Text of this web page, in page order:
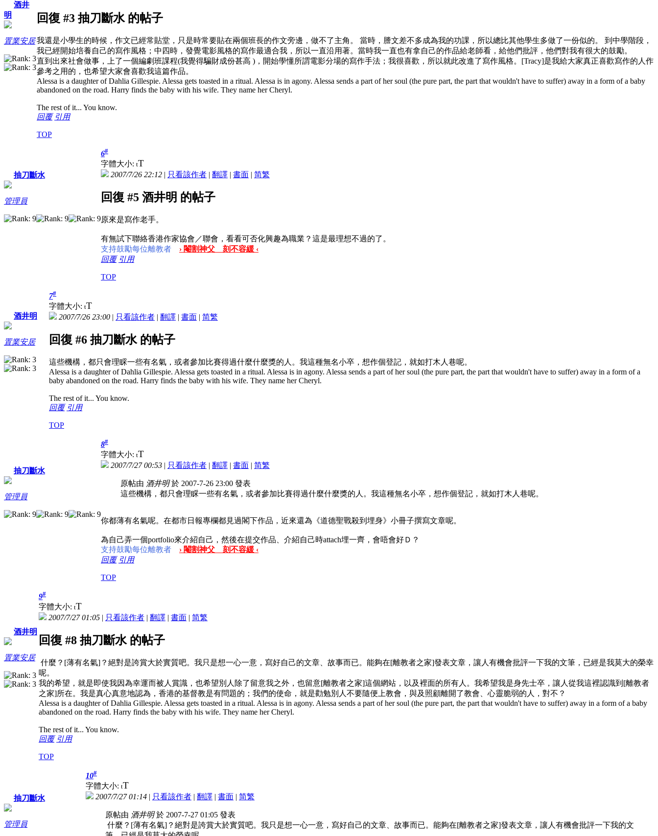
酒井
明
置業安居
回復 #3 抽刀斷水 的帖子
我還是小學生的時候，作文已經常貼堂，只是時常要貼在兩個班長的作文旁邊，做不了主角。 當時，謄文差不多成為我的功課，所以總比其他學生多做了一份似的。
到中學階段，
我已經開始培養自己的寫作風格；中四時，發覺電影風格的寫作最適合我，所以一直沿用著。當時我一直也有拿自己的作品給老師看，給他們批評，他們對我有很大的鼓勵。
直到出來社會做事，上了一個編劇班課程(我覺得騙財成份甚高 )，開始學懂所謂電影分場的寫作手法；我很喜歡，所以就此改進了寫作風格。[Tracy]是我給大家真正喜歡寫作的人作
參考之用的，也希望大家會喜歡我這篇作品。
Alessa is a daughter of Dahlia Gillespie. Alessa gets toasted in a ritual. Alessa is in agony. Alessa sends a part of her soul (the pure part, the part that wouldn't have to suffer) away in a form of a baby
abandoned on the road. Harry finds the baby with his wife. They name her Cheryl.
The rest of it... You know.
回覆 引用
TOP
抽刀斷水
管理員
6#
字體大小: tT
2007/7/26 22:12 | 只看該作者 | 翻譯 | 書面 | 简繁
回復 #5 酒井明 的帖子
原來是寫作老手。
有無試下聯絡香港作家協會／聯會，看看可否化興趣為職業？這是最理想不過的了。
支持鼓勵每位離教者
› 閹割神父 刻不容緩 ‹
回覆 引用
TOP
酒井明
置業安居
7#
字體大小: tT
2007/7/26 23:00 | 只看該作者 | 翻譯 | 書面 | 简繁
回復 #6 抽刀斷水 的帖子
這些機構，都只會理睬一些有名氣，或者參加比賽得過什麼什麼獎的人。我這種無名小卒，想作個登記，就如打木人巷呢。
Alessa is a daughter of Dahlia Gillespie. Alessa gets toasted in a ritual. Alessa is in agony. Alessa sends a part of her soul (the pure part, the part that wouldn't have to suffer) away in a form of a
baby abandoned on the road. Harry finds the baby with his wife. They name her Cheryl.
The rest of it... You know.
回覆 引用
TOP
抽刀斷水
管理員
8#
字體大小: tT
2007/7/27 00:53 | 只看該作者 | 翻譯 | 書面 | 简繁
原帖由 酒井明於 2007-7-26 23:00 發表
這些機構，都只會理睬一些有名氣，或者參加比賽得過什麼什麼獎的人。我這種無名小卒，想作個登記，就如打木人巷呢。
你都薄有名氣呢。在都市日報專欄都見過閣下作品，近來還為《道德聖戰殺到埋身》小冊子撰寫文章呢。
為自己弄一個portfolio來介紹自己，然後在提交作品、介紹自己時attach埋一齊，會唔會好Ｄ？
支持鼓勵每位離教者
› 閹割神父 刻不容緩 ‹
回覆 引用
TOP
酒井明
置業安居
9#
字體大小: tT
2007/7/27 01:05 | 只看該作者 | 翻譯 | 書面 | 简繁
回復 #8 抽刀斷水 的帖子
什麼？[薄有名氣]？絕對是誇賞大於實質吧。我只是想一心一意，寫好自己的文章、故事而已。能夠在[離教者之家]發表文章，讓人有機會批評一下我的文筆，已經是我莫大的榮幸
呢。
我的希望，就是即使我因為幸運而被人賞識，也希望別人除了留意我之外，也留意[離教者之家]這個網站，以及裡面的所有人。我希望我是身先士卒，讓人從我這裡認識到[離教者
之家]所在。我是真心真意地認為，香港的基督教是有問題的；我們的使命，就是勸勉別人不要隨便上教會，與及照顧離開了教會、心靈脆弱的人，對不？
Alessa is a daughter of Dahlia Gillespie. Alessa gets toasted in a ritual. Alessa is in agony. Alessa sends a part of her soul (the pure part, the part that wouldn't have to suffer) away in a form of a baby
abandoned on the road. Harry finds the baby with his wife. They name her Cheryl.
The rest of it... You know.
回覆 引用
TOP
抽刀斷水
管理員
10#
字體大小: tT
2007/7/27 01:14 | 只看該作者 | 翻譯 | 書面 | 简繁
原帖由 酒井明於 2007-7-27 01:05 發表
什麼？[薄有名氣]？絕對是誇賞大於實質吧。我只是想一心一意，寫好自己的文章、故事而已。能夠在[離教者之家]發表文章，讓人有機會批評一下我的文